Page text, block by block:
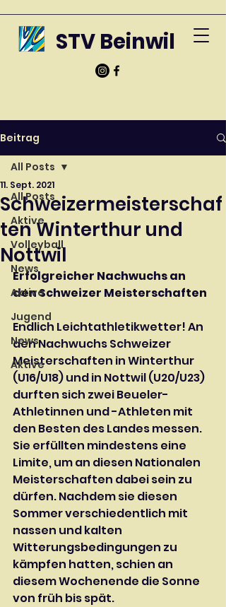
STV Beinwil
Beitrag
All Posts
Aktive
Volleyball
News
Aktive
Jugend
News
Aktive
All Posts
Schweizermeisterschaf
ten Winterthur und
Nottwil
11. Sept. 2021
Erfolgreicher Nachwuchs an
den Schweizer Meisterschaften
Endlich Leichtathletikwetter! An
den Nachwuchs Schweizer
Meisterschaften in Winterthur
(U16/U18) und in Nottwil (U20/U23)
durften sich zwei Beueler-
Athletinnen und -Athleten mit
den Besten des Landes messen.
Sie erfüllten mindestens eine
Limite, um an diesen Nationalen
Meisterschaften dabei sein zu
dürfen. Nachdem sie diesen
Sommer verschiedentlich mit
nassen und kalten
Witterungsbedingungen zu
kämpfen hatten, schien an
diesem Wochenende die Sonne
von früh bis spät.